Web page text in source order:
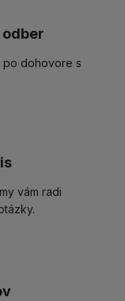
po dohovore s
vám radi